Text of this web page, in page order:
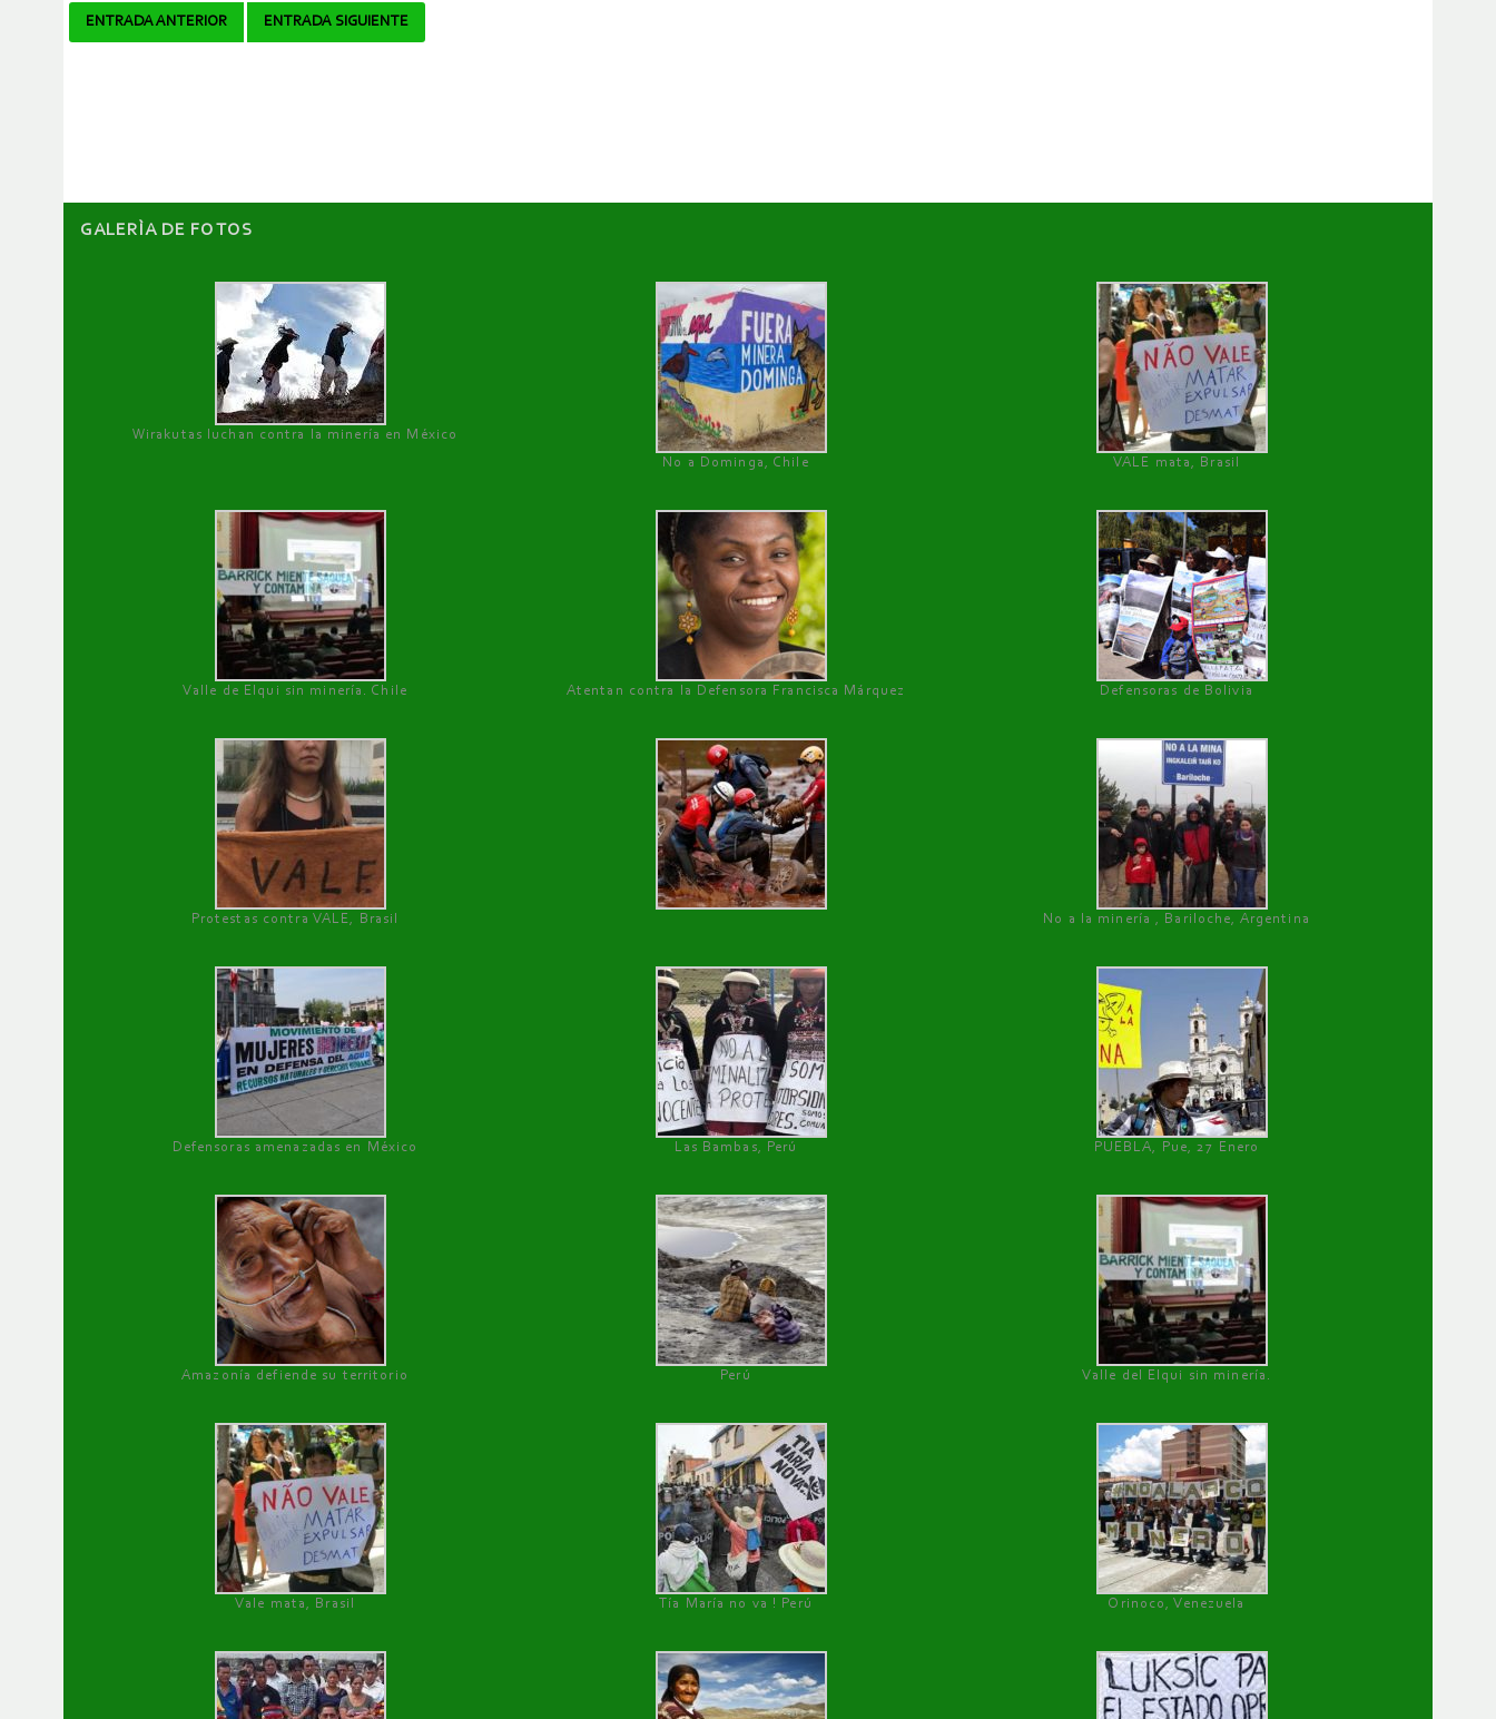
Navegador
ENTRADA ANTERIOR ENTRADA SIGUIENTE
GALERÌA DE FOTOS
Wirakutas luchan contra la minería en México
No a Dominga, Chile
VALE mata, Brasil
Valle de Elqui sin minería. Chile Atentan contra la Defensora Francisca Márquez Defensoras de Bolivia
Protestas contra VALE, Brasil No a la minería , Bariloche, Argentina
Defensoras amenazadas en México Las Bambas, Perú PUEBLA, Pue, 27 Enero
Amazonía defiende su territorio Perú Valle del Elqui sin minería.
Vale mata, Brasil Tía María no va ! Perú Orinoco, Venezuela